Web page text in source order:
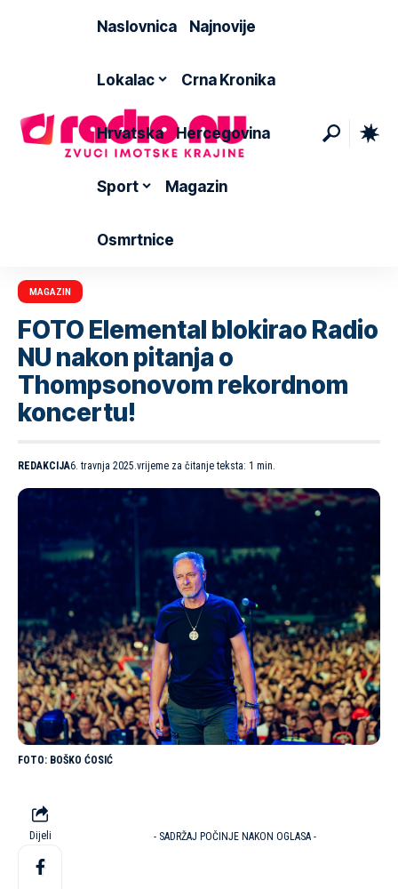
Naslovnica Najnovije
Lokalac Crna Kronika
Hrvatska Hercegovina
Sport Magazin
Osmrtnice
MAGAZIN
FOTO Elemental blokirao Radio
NU nakon pitanja o
Thompsonovom rekordnom
koncertu!
REDAKCIJA6. travnja 2025.vrijeme za čitanje teksta: 1 min.
BOŠKO ĆOSIĆ
Dijeli - SADRŽAJ POČINJE NAKON OGLASA -